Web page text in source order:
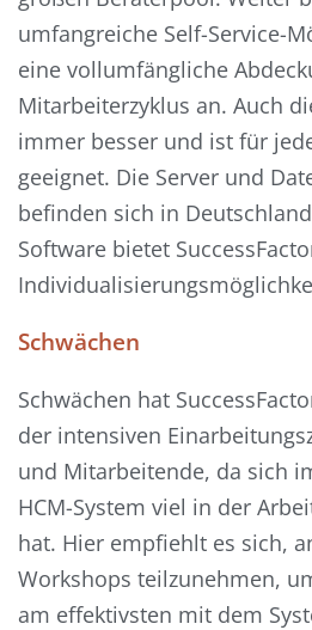
umfangreiche Self-Service-
eine vollumfängliche
Mitarbeiterzyklus an. Auch
immer besser und ist für
geeignet. Die Server und
befinden sich in
Software bietet
Schwächen
Schwächen hat
der intensiven
und Mitarbeitende, da sich
HCM-System viel in der
hat. Hier empfiehlt es sich,
Workshops teilzunehmen,
am effektivsten mit dem